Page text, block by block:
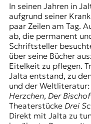
In seinen Jahren in
aufgrund seiner
paar Zeilen am Tag.
ab, die permanent
Schriftsteller
über seine Bücher
Eitelkeit zu pflegen.
Jalta entstand, zu
und der Weltliteratur:
Herzchen, Der Bischof
Theaterstücke Drei
Direkt mit Jalta zu